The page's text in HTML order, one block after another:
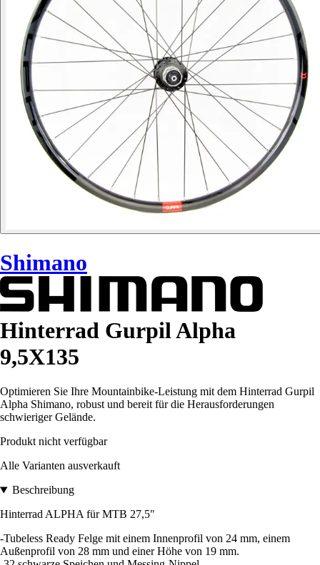
Shimano
Hinterrad Gurpil Alpha
9,5X135
Optimieren Sie Ihre Mountainbike-Leistung mit dem Hinterrad Gurpil
Alpha Shimano, robust und bereit für die Herausforderungen
schwieriger Gelände.
Produkt nicht verfügbar
Alle Varianten ausverkauft
Beschreibung
Hinterrad ALPHA für MTB 27,5"
-Tubeless Ready Felge mit einem Innenprofil von 24 mm, einem
Außenprofil von 28 mm und einer Höhe von 19 mm.